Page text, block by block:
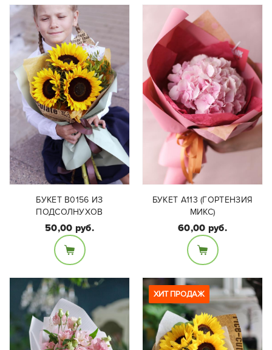
Состав букета:
Подсолнухи 3 шт
БУКЕТ B0156 ИЗ
ПОДСОЛНУХОВ
50,00 руб.
Состав букета:
Гортензия
БУКЕТ A113 (ГОРТЕНЗИЯ
МИКС)
60,00 руб.
ХИТ ПРОДАЖ